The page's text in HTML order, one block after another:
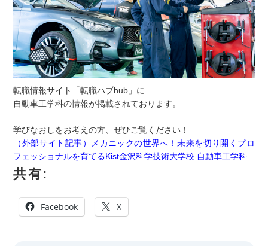
転職情報サイト「転職ハブhub」に
自動車工学科の情報が掲載されております。
学びなおしをお考えの方、ぜひご覧ください！
（外部サイト記事）メカニックの世界へ！未来を切り開くプロ
フェッショナルを育てるKist金沢科学技術大学校 自動車工学科
共有:
Facebook X